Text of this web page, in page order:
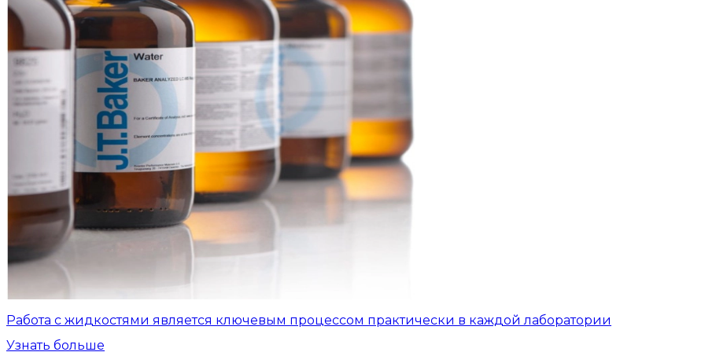
Работа с жидкостями является ключевым процессом практически в каждой лаборатории
Узнать больше